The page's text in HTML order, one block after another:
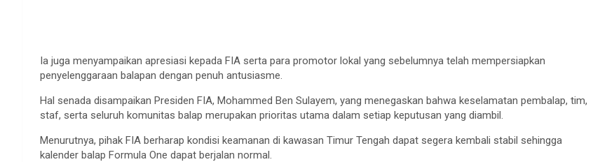
Ia juga menyampaikan apresiasi kepada FIA serta para promotor lokal yang sebelumnya telah mempersiapkan
penyelenggaraan balapan dengan penuh antusiasme.
Hal senada disampaikan Presiden FIA, Mohammed Ben Sulayem, yang menegaskan bahwa keselamatan pembalap, tim,
staf, serta seluruh komunitas balap merupakan prioritas utama dalam setiap keputusan yang diambil.
Menurutnya, pihak FIA berharap kondisi keamanan di kawasan Timur Tengah dapat segera kembali stabil sehingga
kalender balap Formula One dapat berjalan normal.